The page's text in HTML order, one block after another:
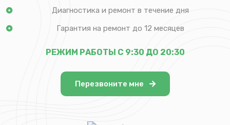
Диагностика и ремонт в течение дня
Гарантия на ремонт до 12 месяцев
РЕЖИМ РАБОТЫ С 9:30 ДО 20:30
Перезвоните мне